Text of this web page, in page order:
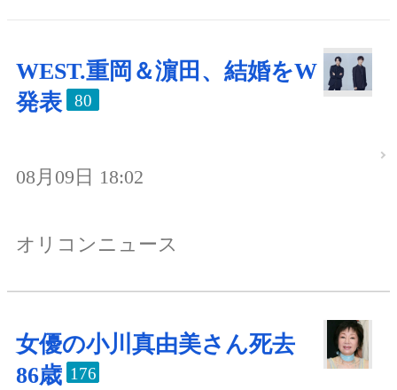
WEST.重岡＆濵田、結婚をW
発表
80
08月09日 18:02
オリコンニュース
女優の小川真由美さん死去
86歳 176